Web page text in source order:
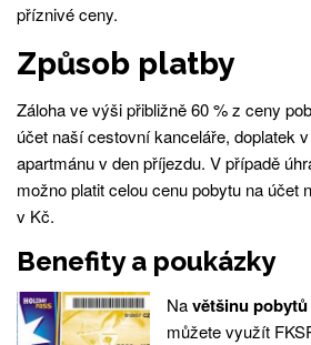
příznivé ceny.
Způsob platby
Záloha ve výši přibližně 60 % z ceny
účet naší cestovní kanceláře, doplatek
apartmánu v den příjezdu. V případě
možno platit celou cenu pobytu na účet
v Kč.
Benefity a poukázky
Navětšinu
můžete využít